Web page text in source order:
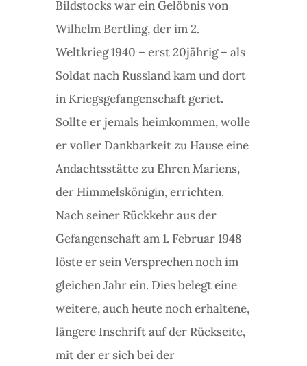
Bildstocks war ein Gelöbnis von
Wilhelm Bertling, der im 2.
Weltkrieg 1940 – erst 20jährig – als
Soldat nach Russland kam und dort
in Kriegsgefangenschaft geriet.
Sollte er jemals heimkommen, wolle
er voller Dankbarkeit zu Hause eine
Andachtsstätte zu Ehren Mariens,
der Himmelskönigin, errichten.
Nach seiner Rückkehr aus der
Gefangenschaft am 1. Februar 1948
löste er sein Versprechen noch im
gleichen Jahr ein. Dies belegt eine
weitere, auch heute noch erhaltene,
längere Inschrift auf der Rückseite,
mit der er sich bei der